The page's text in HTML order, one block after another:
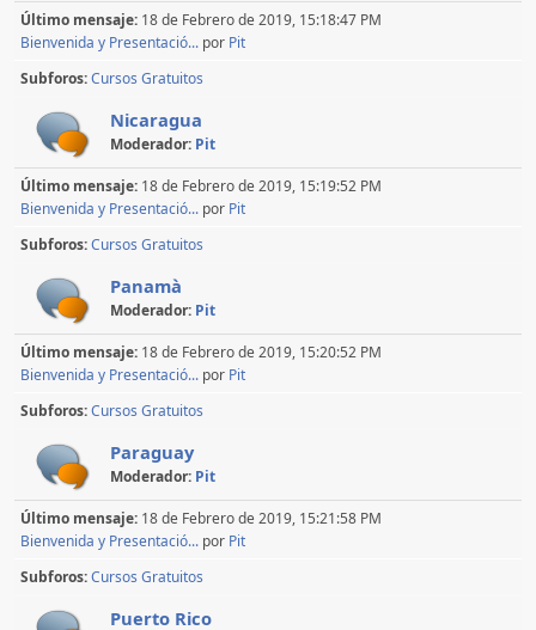
Último mensaje: 18 de Febrero de 2019, 15:18:47 PM
Bienvenida y Presentació... por Pit
Subforos Cursos Gratuitos
Nicaragua
Moderador: Pit
Último mensaje: 18 de Febrero de 2019, 15:19:52 PM
Bienvenida y Presentació... por Pit
Subforos Cursos Gratuitos
Panamà
Moderador: Pit
Último mensaje: 18 de Febrero de 2019, 15:20:52 PM
Bienvenida y Presentació... por Pit
Subforos Cursos Gratuitos
Paraguay
Moderador: Pit
Último mensaje: 18 de Febrero de 2019, 15:21:58 PM
Bienvenida y Presentació... por Pit
Subforos Cursos Gratuitos
Puerto Rico